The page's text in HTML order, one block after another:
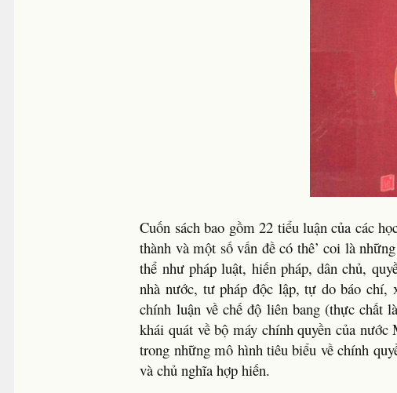
Cuốn sách bao gồm 22 tiểu luận của các
thành và một số vấn đề có thê’ coi là
thể như pháp luật, hiến pháp, dân chủ,
nhà nước, tư pháp độc lập, tự do báo chí,
chính luận về chế độ liên bang (thực chất
khái quát về bộ máy chính quyền của
trong những mô hình tiêu biểu về chính
và chủ nghĩa hợp hiến.